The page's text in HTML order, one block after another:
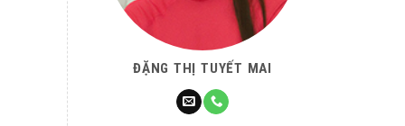
ĐẶNG THỊ TUYẾT MAI